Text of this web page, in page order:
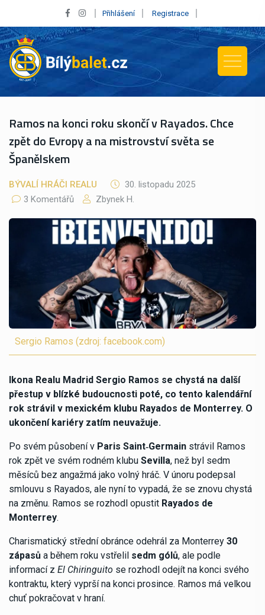
Přihlášení Registrace
Ramos na konci roku skončí v Rayados. Chce
zpět do Evropy a na mistrovství světa se
Španělskem
BÝVALÍ HRÁČI REALU
30. listopadu 2025
3 Komentářů
Zbynek H.
Sergio Ramos (zdroj: facebook.com)
Ikona Realu Madrid Sergio Ramos se chystá na další
přestup v blízké budoucnosti poté, co tento kalendářní
rok strávil v mexickém klubu Rayados de Monterrey. O
ukončení kariéry zatím neuvažuje.
Po svém působení v Paris Saint‑Germain strávil Ramos
rok zpět ve svém rodném klubu Sevilla, než byl sedm
měsíců bez angažmá jako volný hráč. V únoru podepsal
smlouvu s Rayados, ale nyní to vypadá, že se znovu chystá
na změnu. Ramos se rozhodl opustit Rayados de
Monterrey.
Charismatický střední obránce odehrál za Monterrey 30
zápasů a během roku vstřelil sedm gólů, ale podle
informací z El Chiringuito se rozhodl odejít na konci svého
kontraktu, který vyprší na konci prosince. Ramos má velkou
chuť pokračovat v hraní.